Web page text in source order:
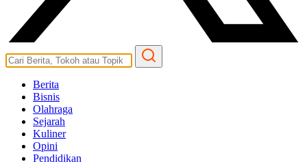
Berita
Bisnis
Olahraga
Sejarah
Kuliner
Opini
Pendidikan